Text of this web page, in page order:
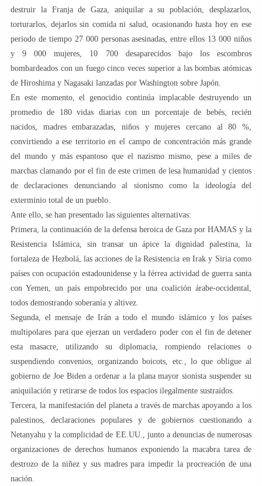
destruir la Franja de Gaza, aniquilar a su población, desplazarlos,
torturarlos, dejarlos sin comida ni salud, ocasionando hasta hoy en ese
periodo de tiempo 27 000 personas asesinadas, entre ellos 13 000 niños
y 9 000 mujeres, 10 700 desaparecidos bajo los escombros
bombardeados con un fuego cinco veces superior a las bombas atómicas
de Hiroshima y Nagasaki lanzadas por Washington sobre Japón.
En este momento, el genocidio continúa implacable destruyendo un
promedio de 180 vidas diarias con un porcentaje de bebés, recién
nacidos, madres embarazadas, niños y mujeres cercano al 80 %,
convirtiendo a ese territorio en el campo de concentración más grande
del mundo y más espantoso que el nazismo mismo, pese a miles de
marchas clamando por el fin de este crimen de lesa humanidad y cientos
de declaraciones denunciando al sionismo como la ideología del
exterminio total de un pueblo.
Ante ello, se han presentado las siguientes alternativas:
Primera, la continuación de la defensa heroica de Gaza por HAMAS y la
Resistencia Islámica, sin transar un ápice la dignidad palestina, la
fortaleza de Hezbolá, las acciones de la Resistencia en Irak y Siria como
países con ocupación estadounidense y la férrea actividad de guerra santa
con Yemen, un país empobrecido por una coalición árabe-occidental,
todos demostrando soberanía y altivez.
Segunda, el mensaje de Irán a todo el mundo islámico y los países
multipolares para que ejerzan un verdadero poder con el fin de detener
esta masacre, utilizando su diplomacia, rompiendo relaciones o
suspendiendo convenios, organizando boicots, etc., lo que obligue al
gobierno de Joe Biden a ordenar a la plana mayor sionista suspender su
aniquilación y retirarse de todos los espacios ilegalmente sustraídos.
Tercera, la manifestación del planeta a través de marchas apoyando a los
palestinos, declaraciones populares y de gobiernos cuestionando a
Netanyahu y la complicidad de EE.UU., junto a denuncias de numerosas
organizaciones de derechos humanos exponiendo la macabra tarea de
destrozo de la niñez y sus madres para impedir la procreación de una
nación.